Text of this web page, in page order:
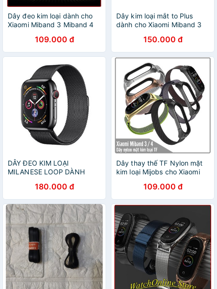
Dây đeo kim loại dành cho
Xiaomi Miband 3 Miband 4
109.000 đ
Dây kim loại mắt to Plus
dành cho Xiaomi Miband 3
150.000 đ
DÂY ĐEO KIM LOẠI
MILANESE LOOP DÀNH
4 ( 40MM/44MM)
180.000 đ
Dây thay thế TF Nylon mặt
kim loại Mijobs cho Xiaomi
109.000 đ